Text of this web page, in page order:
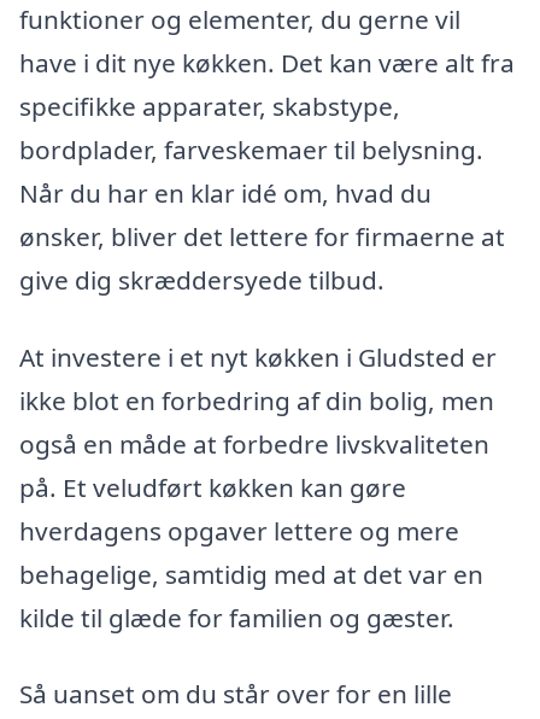
funktioner og elementer, du gerne vil
have i dit nye køkken. Det kan være alt fra
specifikke apparater, skabstype,
bordplader, farveskemaer til belysning.
Når du har en klar idé om, hvad du
ønsker, bliver det lettere for firmaerne at
give dig skræddersyede tilbud.
At investere i et nyt køkken i Gludsted er
ikke blot en forbedring af din bolig, men
også en måde at forbedre livskvaliteten
på. Et veludført køkken kan gøre
hverdagens opgaver lettere og mere
behagelige, samtidig med at det var en
kilde til glæde for familien og gæster.
Så uanset om du står over for en lille